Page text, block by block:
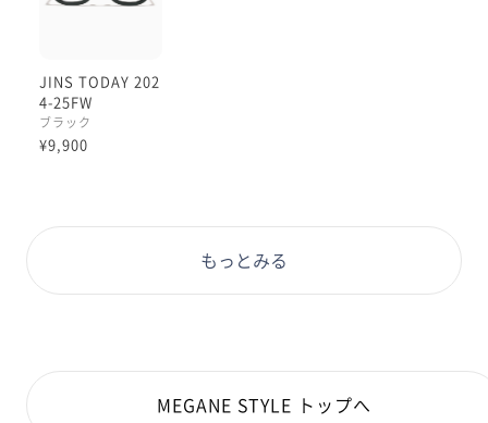
JINS TODAY 202
4-25FW
ブラック
¥9,900
もっとみる
MEGANE STYLE トップへ